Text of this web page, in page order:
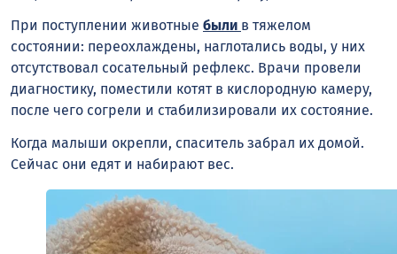
При поступлении животные были в тяжелом
состоянии: переохлаждены, наглотались воды, у них
отсутствовал сосательный рефлекс. Врачи провели
диагностику, поместили котят в кислородную камеру,
после чего согрели и стабилизировали их состояние.
Когда малыши окрепли, спаситель забрал их домой.
Сейчас они едят и набирают вес.